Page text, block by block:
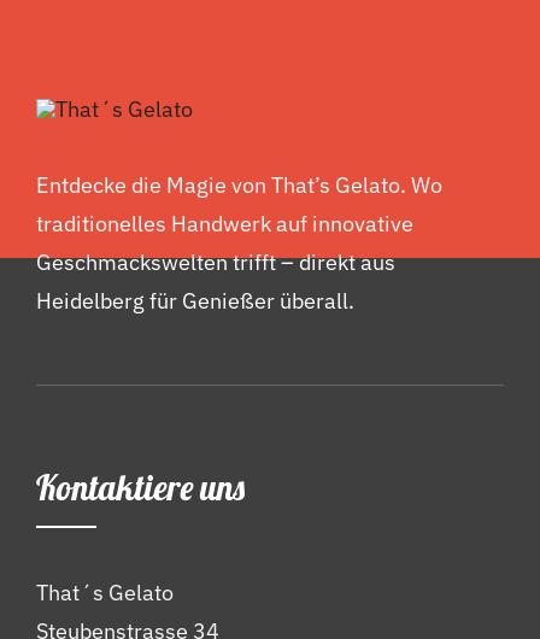
Entdecke die Magie von That’s Gelato. Wo
traditionelles Handwerk auf innovative
Geschmackswelten trifft – direkt aus
Heidelberg für Genießer überall.
Kontaktiere uns
That´s Gelato
Steubenstrasse 34